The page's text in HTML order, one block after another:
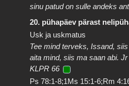
sinu patud on sulle andeks
20. pühapäev pärast
Usk ja uskmatus
Tee mind terveks, Issand,
aita mind, siis ma saan abi. Jr
KLPR 66
Ps 78:1-8;1Ms 15:1-6;Rm